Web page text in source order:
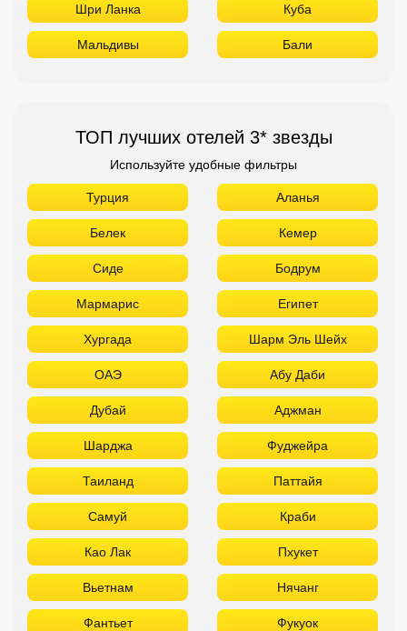
Шри Ланка Куба
Мальдивы Бали
ТОП лучших отелей 3* звезды
Используйте удобные фильтры
Турция Аланья
Белек Кемер
Сиде Бодрум
Мармарис Египет
Хургада Шарм Эль Шейх
ОАЭ Абу Даби
Дубай Аджман
Шарджа Фуджейра
Таиланд Паттайя
Самуй Краби
Као Лак Пхукет
Вьетнам Нячанг
Фантьет Фукуок